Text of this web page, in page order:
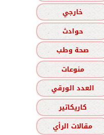
خارجي
حوادث
صحة وطب
منوعات
العدد الورقي
كاريكاتير
مقالات الرأي